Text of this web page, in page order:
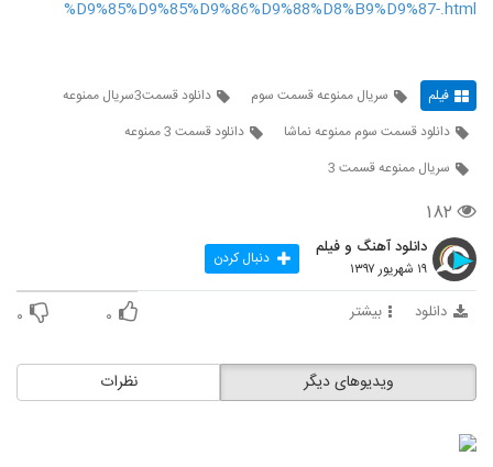
%D9%85%D9%85%D9%86%D9%88%D8%B9%D9%87-.html
فیلم سریال ممنوعه قسمت سوم
دانلود قسمت3سریال ممنوعه
دانلود قسمت سوم ممنوعه نماشا
دانلود قسمت 3 ممنوعه
سریال ممنوعه قسمت 3
۱۸۲
دانلود آهنگ و فیلم
۱۹ شهریور ۱۳۹۷ دنبال کردن
دانلود بیشتر ۰ ۰
نظرات ویدیوهای دیگر